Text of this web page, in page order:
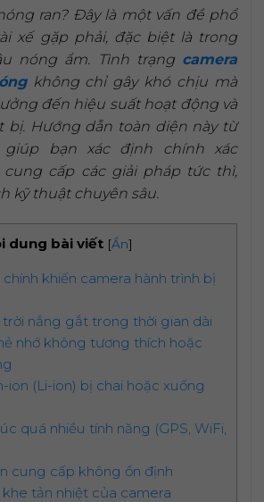
ran? Đây là một vấn đề phổ
xế gặp phải, đặc biệt là trong
nóng ẩm. Tình trạng camera
không chỉ gây khó chịu mà
đến hiệu suất hoạt động và
bị. Hướng dẫn toàn diện này từ
bạn xác định chính xác
cung cấp các giải pháp tức thì,
kỹ thuật chuyên sâu.
dung bài viết [Ẩn]
chính khiến camera hành trình bị
trời nắng gắt trong thời gian dài
nhớ không tương thích hoặc
ion (Li-ion) bị chai hoặc xuống
quá nhiều tính năng (GPS, WiFi,
cung cấp không ổn định
khe tản nhiệt của camera